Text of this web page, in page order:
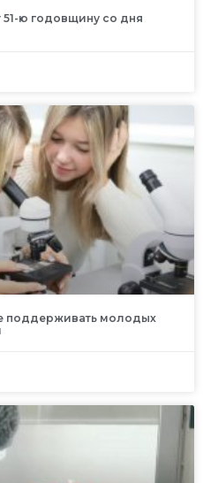
ю годовщину со дня
поддерживать молодых